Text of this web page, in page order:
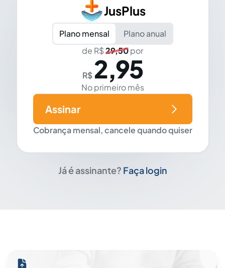
JusPlus
Plano mensal
Plano anual
de R$29,50por
R$ 2,95
No primeiro mês
Cobrança mensal, cancele quando quiser
Assinar
Já é assinante? Faça login